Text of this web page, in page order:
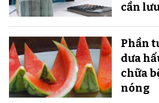
cần
Phần
dưa
chữa
nóng